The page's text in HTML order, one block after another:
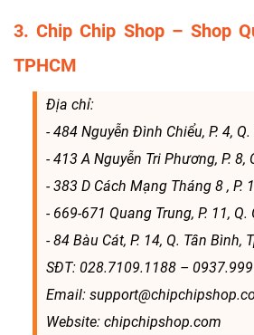
3. Chip Chip Shop – Shop
TPHCM
Địa chỉ:
- 484 Nguyễn Đình Chiểu, P. 4, Q.
- 413 A Nguyễn Tri Phương, P. 8,
- 383 D Cách Mạng Tháng 8 , P.
- 669-671 Quang Trung, P. 11, Q.
- 84 Bàu Cát, P. 14, Q. Tân Bình,
SĐT: 028.7109.1188 –
Email:
Website: chipchipshop.com